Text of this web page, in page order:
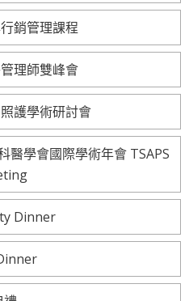
銷管理課程
理師雙峰會
護學術研討會
醫學會國際學術年會 TSAPS
Dinner